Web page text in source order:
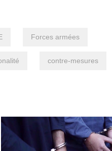
Forces armées
contre-mesures